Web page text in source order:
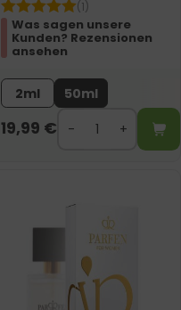
(1)
Was sagen unsere
Kunden? Rezensionen
ansehen
2ml 50ml
19,99 €